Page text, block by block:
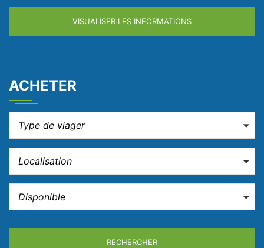
VISUALISER LES INFORMATIONS
ACHETER
Type de viager
Localisation
Disponible
RECHERCHER